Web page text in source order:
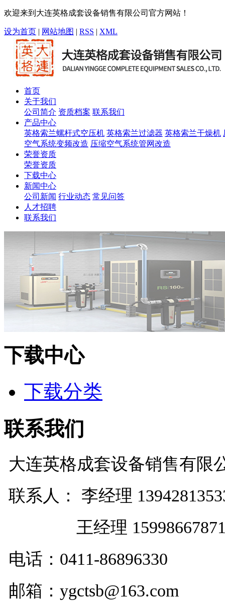
欢迎来到大连英格成套设备销售有限公司官方网站！
设为首页 | 网站地图 | RSS | XML
首页
关于我们
公司简介 资质档案 联系我们
产品中心
英格索兰螺杆式空压机 英格索兰过滤器 英格索兰干燥机
空气系统变频改造 压缩空气系统管网改造
荣誉资质
荣誉资质
下载中心
新闻中心
公司新闻 行业动态 常见问答
人才招聘
联系我们
下载中心
下载分类
联系我们
大连英格成套设备销售有限
联系人： 李经理
王经理
电话： 0411-86896330
邮箱：ygctsb@163.com